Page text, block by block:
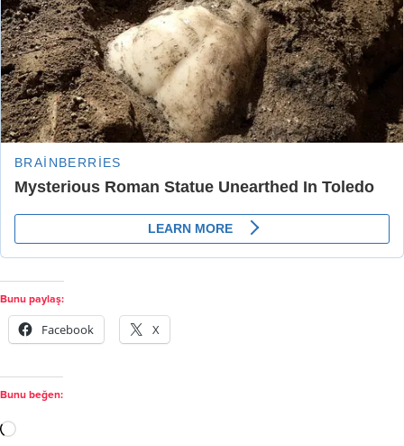
Bunu paylaş:
Facebook X
Bunu beğen: